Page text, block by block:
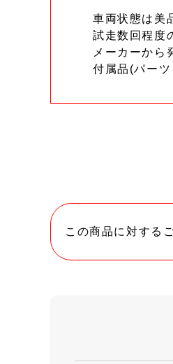
車両状態は美
試走数回程度
メーカーから
付属品(パー
この商品に対する